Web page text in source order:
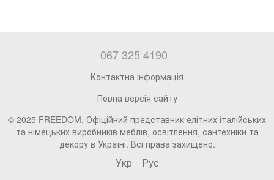
067 325 4190
Контактна інформація
Повна версія сайту
© 2025 FREEDOM. Офіційний представник елітних італійських
та німецьких виробників меблів, освітлення, сантехніки та
декору в Україні. Всі права захищено.
Укр Рус